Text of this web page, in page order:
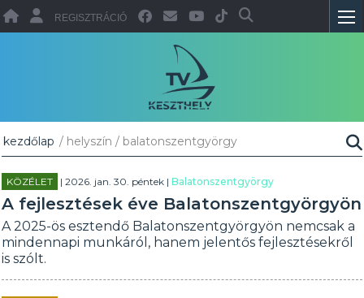
REGISZTRÁCIÓ
kezdőlap / helyszín / balatonszentgyörgy
KÖZÉLET | 2026. jan. 30. péntek |Balatonszentgyörgy
A fejlesztések éve Balatonszentgyörgyön
A 2025-ös esztendő Balatonszentgyörgyön nemcsak a
mindennapi munkáról, hanem jelentős fejlesztésekről
is szólt.